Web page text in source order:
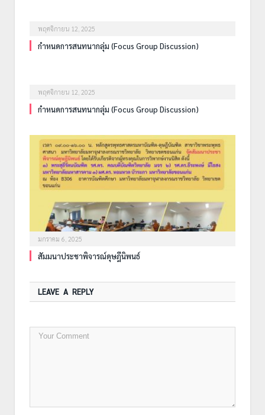
พฤศจิกายน 12, 2025
กำหนดการสนทนากลุ่ม (Focus Group Discussion)
พฤศจิกายน 12, 2025
กำหนดการสนทนากลุ่ม (Focus Group Discussion)
มกราคม 6, 2025
สัมมนาประชาพิจารณ์ดุษฎีนิพนธ์
LEAVE A REPLY